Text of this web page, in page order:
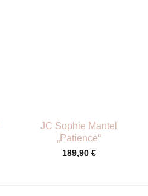
JC Sophie Mantel
„Patience“
189,90 €